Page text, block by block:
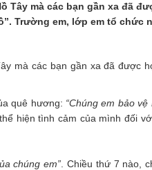
Tây mà các bạn gần xa đã
Trường em, lớp em tổ chức
mà các bạn gần xa đã được
quê hương: “Chúng em bảo vệ
hiện tình cảm của mình đối
chúng em” . Chiều thứ 7 nào,